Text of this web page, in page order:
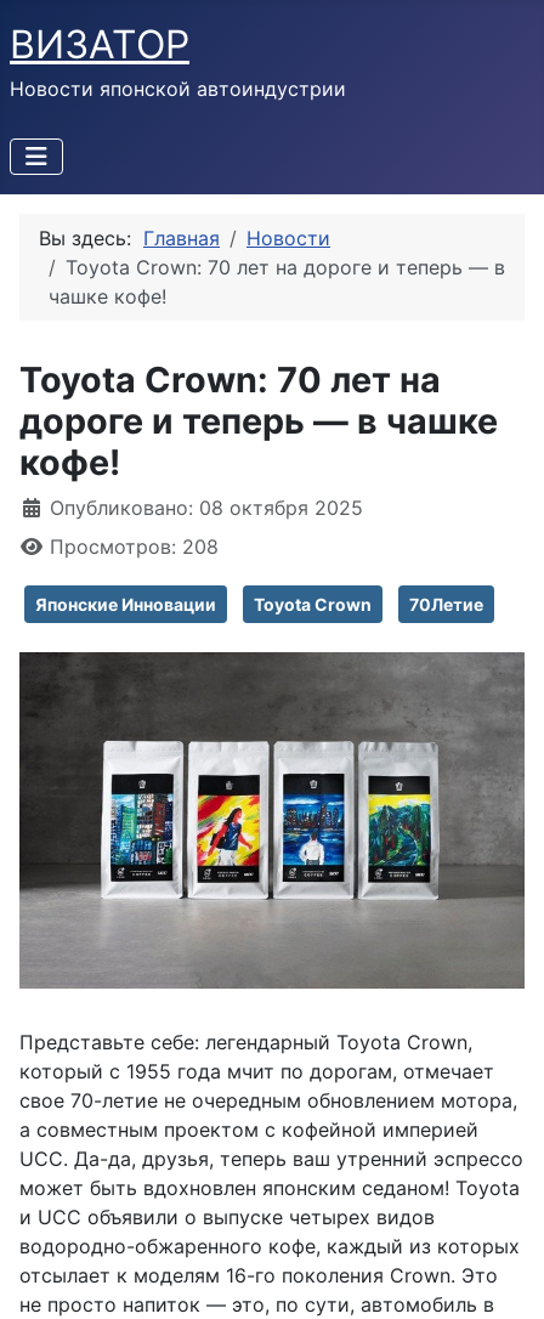
ВИЗАТОР
Новости японской автоиндустрии
Вы здесь: Главная
Новости
Toyota Crown: 70 лет на дороге и теперь — в
чашке кофе!
Toyota Crown: 70 лет на
дороге и теперь — в чашке
кофе!
Информация о материале
Опубликовано: 08 октября 2025
Просмотров: 208
Японские Инновации Toyota Crown 70Летие
Представьте себе: легендарный Toyota Crown,
который с 1955 года мчит по дорогам, отмечает
свое 70-летие не очередным обновлением мотора,
а совместным проектом с кофейной империей
UCC. Да-да, друзья, теперь ваш утренний эспрессо
может быть вдохновлен японским седаном! Toyota
и UCC объявили о выпуске четырех видов
водородно-обжаренного кофе, каждый из которых
отсылает к моделям 16-го поколения Crown. Это
не просто напиток — это, по сути, автомобиль в